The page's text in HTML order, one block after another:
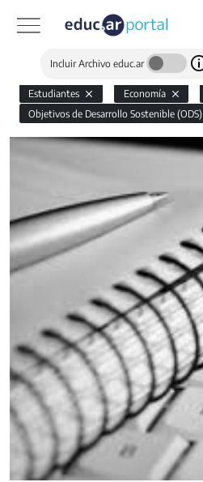
Incluir Archivo educ.ar
Estudiantes Economía
Objetivos de Desarrollo Sostenible (ODS)